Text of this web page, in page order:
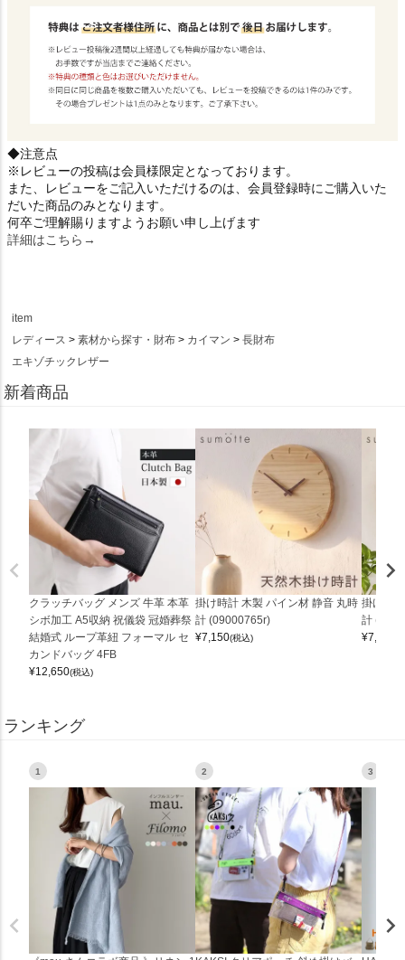
◆注意点
※レビューの投稿は会員様限定となっております。
また、レビューをご記入いただけるのは、会員登録時にご購入いた
だいた商品のみとなります。
何卒ご理解賜りますようお願い申し上げます
詳細はこちら→
item
レディース
素材から探す・財布 カイマン
長財布
エキゾチックレザー
新着商品
クラッチバッグ メンズ 牛革 本革
シボ加工 A5収納 祝儀袋 冠婚葬祭
結婚式 ループ革紐 フォーマル セ
カンドバッグ 4FB
¥12,650(税込)
掛け時計 木製 パイン材 静音 丸時
計 (09000765r)
¥7,150(税込)
掛け時
計
¥7,150
ランキング
1 2 3